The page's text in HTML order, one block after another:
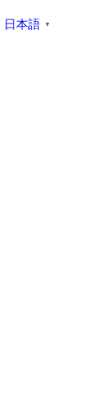
日本語 ▼